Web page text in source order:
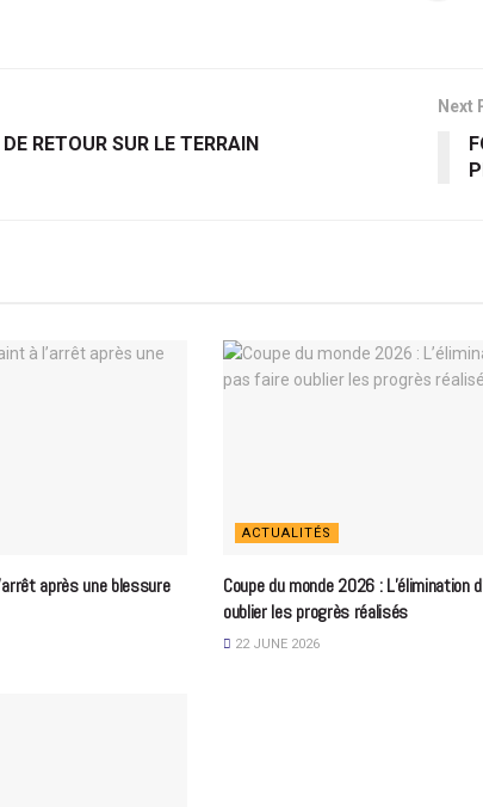
RETOUR SUR LE TERRAIN
Next
après une blessure
ACTUALITÉS
Coupe du monde 2026 : L’élimination
oublier les progrès réalisés
22 JUNE 2026